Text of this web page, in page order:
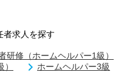
者求人を探す
研修（ホームヘルパー1級）
ホームヘルパー3級